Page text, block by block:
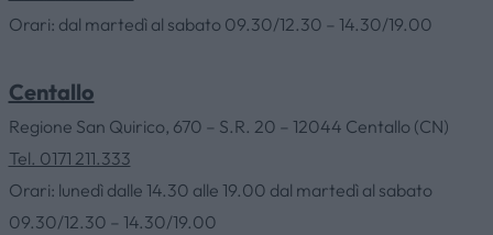
HOME
Orari: dal martedì al sabato 09.30/12.30 – 14.30/19.00
Centallo
Regione San Quirico, 670 – S.R. 20 – 12044 Centallo (CN)
Tel. 0171 211.333
Orari: lunedì dalle 14.30 alle 19.00 dal martedì al sabato
09.30/12.30 – 14.30/19.00